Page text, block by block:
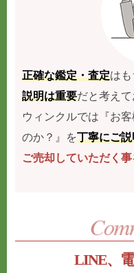
正確な鑑定・査定は
説明は重要だと考えて
ウィンクルでは『お
のか？』を丁寧にご説
ご売却していただく
LINE、